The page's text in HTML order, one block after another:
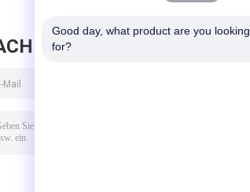
HINTERLASSEN
Good day, what product are you looking
for?